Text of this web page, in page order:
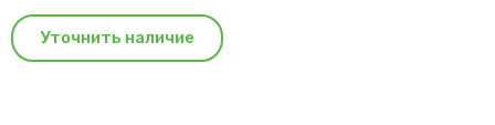
Уточнить наличие